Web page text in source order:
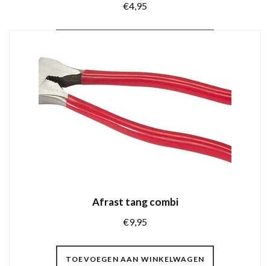
€4,95
Afrast tang combi
€9,95
TOEVOEGEN AAN WINKELWAGEN